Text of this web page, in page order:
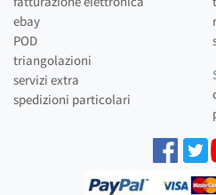
ebay
POD
triangolazioni
servizi extra
spedizioni particolari